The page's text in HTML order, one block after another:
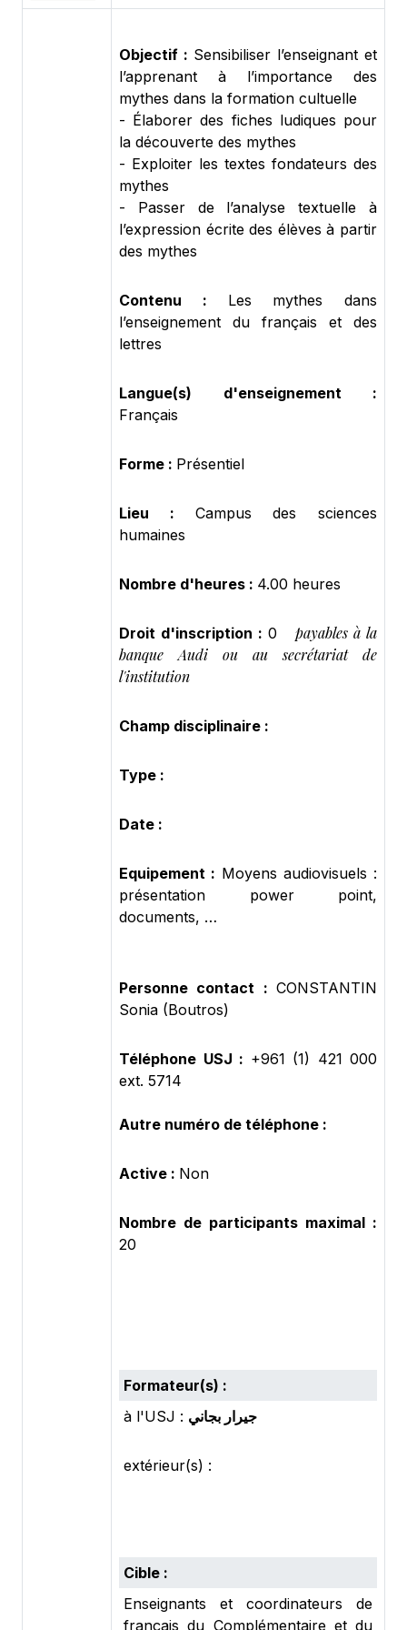
Objectif : Sensibiliser l’enseignant et
l’apprenant à l’importance des
mythes dans la formation cultuelle
- Élaborer des fiches ludiques pour
la découverte des mythes
- Exploiter les textes fondateurs des
mythes
- Passer de l’analyse textuelle à
l’expression écrite des élèves à partir
des mythes
Contenu : Les mythes dans
l’enseignement du français et des
lettres
Langue(s) d'enseignement :
Français
Forme : Présentiel
Lieu : Campus des sciences
humaines
Nombre d'heures : 4.00 heures
Droit d'inscription : 0payables à la
banque Audi ou au secrétariat de
l'institution
Champ disciplinaire :
Type :
Date :
Equipement : Moyens audiovisuels :
présentation power point,
documents, …
Personne contact : CONSTANTIN
Sonia (Boutros)
Téléphone USJ : +961 (1) 421 000
ext. 5714
Autre numéro de téléphone :
Active : Non
Nombre de participants maximal :
20
Formateur(s) :
à l'USJ : جيرار بجاني
extérieur(s) :
Cible :
Enseignants et coordinateurs de
français du Complémentaire et du